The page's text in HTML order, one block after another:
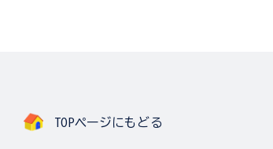
TOPページにもどる